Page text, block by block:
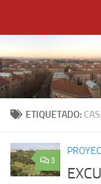
ETIQUETADO:
3